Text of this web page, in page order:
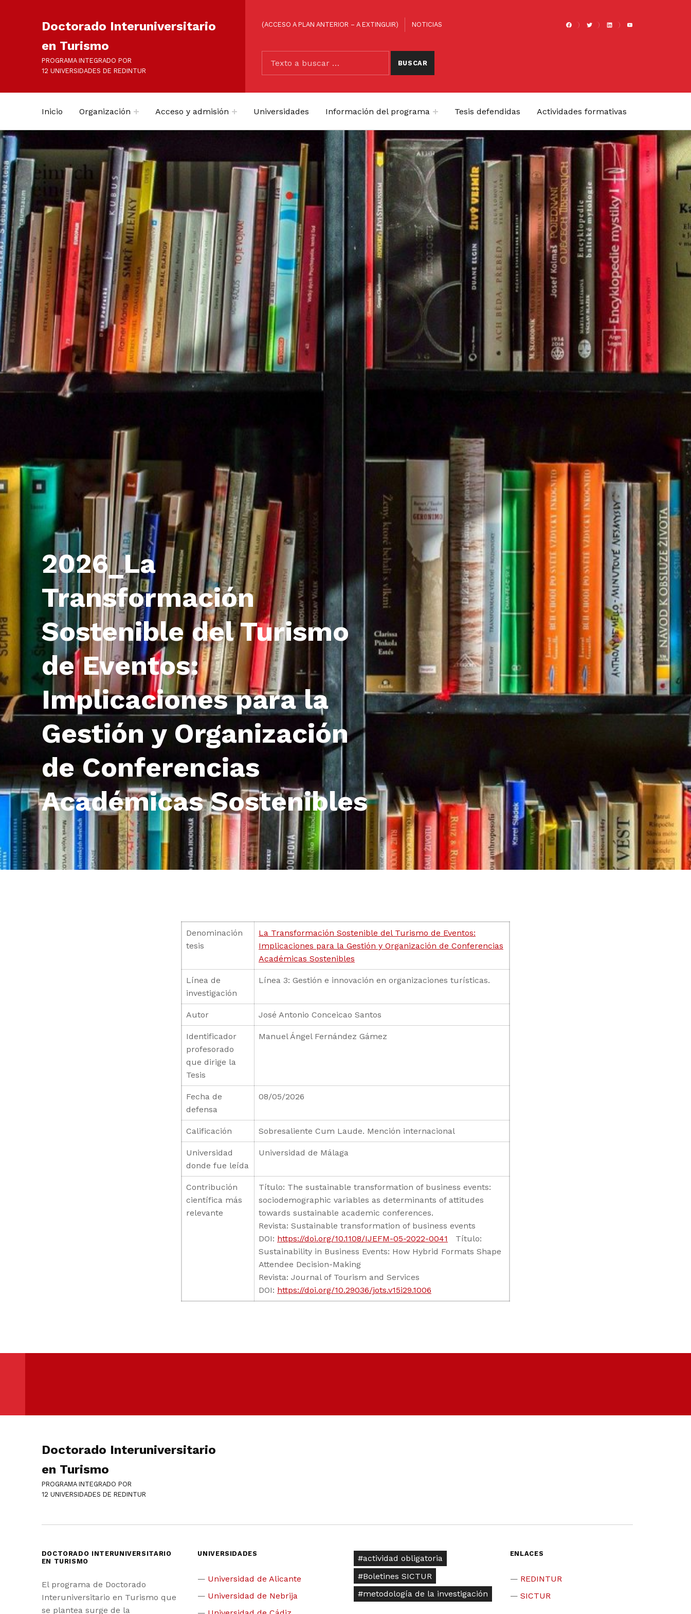
Doctorado Interuniversitario
en Turismo
PROGRAMA INTEGRADO POR
12 UNIVERSIDADES DE REDINTUR
(ACCESO A PLAN ANTERIOR – A EXTINGUIR) NOTICIAS FACEBOOKTWITTERLINKEDINYOUTUBE
BUSCAR
Buscar:
Inicio Organización Acceso y admisión Universidades Información del programa Tesis defendidas Actividades formativas
2026_La
Transformación
Sostenible del Turismo
de Eventos:
Implicaciones para la
Gestión y Organización
de Conferencias
Académicas Sostenibles
Denominación
tesis
La Transformación Sostenible del Turismo de Eventos:
Implicaciones para la Gestión y Organización de Conferencias
Académicas Sostenibles
Línea de
investigación
Línea 3: Gestión e innovación en organizaciones turísticas.
Autor José Antonio Conceicao Santos
Identificador
profesorado
que dirige la
Tesis
Manuel Ángel Fernández Gámez
Fecha de
defensa
08/05/2026
Calificación Sobresaliente Cum Laude. Mención internacional
Universidad
donde fue leída
Universidad de Málaga
Contribución
científica más
relevante
Título: The sustainable transformation of business events:
sociodemographic variables as determinants of attitudes
towards sustainable academic conferences.
Revista: Sustainable transformation of business events
DOI: https://doi.org/10.1108/IJEFM-05-2022-0041
Título:
Sustainability in Business Events: How Hybrid Formats Shape
Attendee Decision-Making
Revista: Journal of Tourism and Services
DOI: https://doi.org/10.29036/jots.v15i29.1006
Skip back to main navigation
Doctorado Interuniversitario
en Turismo
PROGRAMA INTEGRADO POR
12 UNIVERSIDADES DE REDINTUR
DOCTORADO INTERUNIVERSITARIO
EN TURISMO
El programa de Doctorado
Interuniversitario en Turismo que
se plantea surge de la
UNIVERSIDADES
Universidad de Alicante
Universidad de Nebrija
actividad obligatoria
Boletines SICTUR
metodología de la investigación
ENLACES
REDINTUR
SICTUR